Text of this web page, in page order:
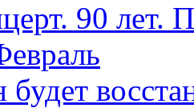
90 лет.